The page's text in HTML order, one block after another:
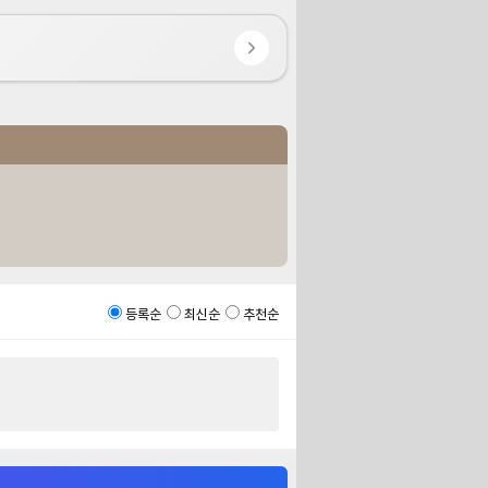
등록순 최신순 추천순